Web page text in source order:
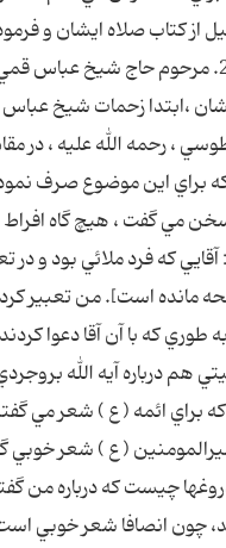
از کتاب صلاه ايشان و
کتابي به اين کم لفظي و پرمعنايي نديده ايم . آنگاه ،اشکال خودشان را مطرح
،ابتدا زحمات شيخ
از نظرات شيخ طوسي ، رحمه الله عليه
براي اين موضوع صرف
مي گفت ، هيچ گاه
که فرد ملائي بود و در
مانده است]. من تعبير
که با آن آقا دعوا
هم درباره آيه الله
براي ائمه ( ع ) شعر مي
( ع ) شعر خوبي
چيست که درباره من
چون انصافا شعر خوبي